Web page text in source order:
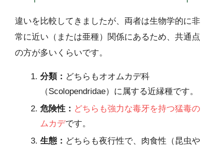
違いを比較してきましたが、両者は生物学的に非
常に近い（または亜種）関係にあるため、共通点
の方が多いくらいです。
分類： どちらもオオムカデ科
（Scolopendridae）に属する近縁種です。
危険性： どちらも強力な毒牙を持つ猛毒の
ムカデです。
生態： どちらも夜行性で、肉食性（昆虫や